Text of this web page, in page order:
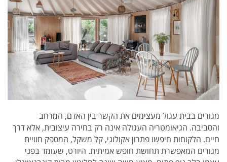
מגורים בבית עגול מעצימים את הקשר בין האדם, המרחב
והסביבה. הגיאומטריה העגולה אינה רק בחירה עיצובית, אלא דרך
חיים. הלקוחות חיפשו פתרון אקולוגי, קל משקל, המספק חוויית
מגורים המאפשרת תחושת חופש אמיתית. היורט, שעומד בפני